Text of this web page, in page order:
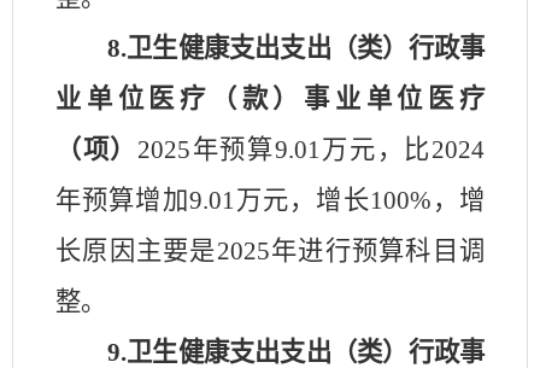
8.卫生健康支出支出 （类）行政事
业单位医疗（款）事业单位医疗
（项） 2025年预算9.01万元，比2024
年预算增加9.01万元， 增长100%， 增
长原因主要是2025年进行预算科目调
整。
9.卫生健康支出支出 （类）行政事